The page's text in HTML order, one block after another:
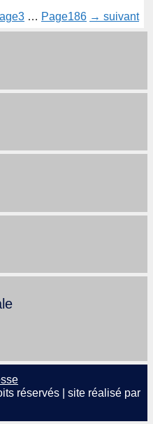
3 … Page186 → suivant
réservés | site réalisé par